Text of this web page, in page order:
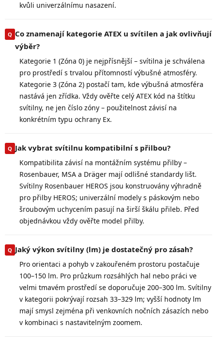
kvůli univerzálnímu nasazení.
Co znamenají kategorie ATEX u svítilen a jak ovlivňují
výběr?
Kategorie 1 (Zóna 0) je nejpřísnější – svítilna je schválena
pro prostředí s trvalou přítomností výbušné atmosféry.
Kategorie 3 (Zóna 2) postačí tam, kde výbušná atmosféra
nastává jen zřídka. Vždy ověřte celý ATEX kód na štítku
svítilny, ne jen číslo zóny – použitelnost závisí na
konkrétním typu ochrany Ex.
Jak vybrat svítilnu kompatibilní s přilbou?
Kompatibilita závisí na montážním systému přilby –
Rosenbauer, MSA a Dräger mají odlišné standardy lišt.
Svítilny Rosenbauer HEROS jsou konstruovány výhradně
pro přilby HEROS; univerzální modely s páskovým nebo
šroubovým uchycením pasují na širší škálu přileb. Před
objednávkou vždy ověřte model přilby.
Jaký výkon svítilny (lm) je dostatečný pro zásah?
Pro orientaci a pohyb v zakouřeném prostoru postačuje
100–150 lm. Pro průzkum rozsáhlých hal nebo práci ve
velmi tmavém prostředí se doporučuje 200–300 lm. Svítilny
v kategorii pokrývají rozsah 33–329 lm; vyšší hodnoty lm
mají smysl zejména při venkovních nočních zásazích nebo
v kombinaci s nastavitelným zoomem.